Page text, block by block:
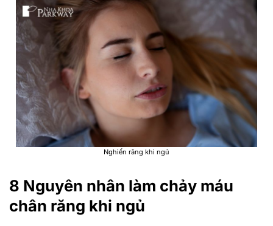
Nghiến răng khi ngủ
8 Nguyên nhân làm chảy máu
chân răng khi ngủ